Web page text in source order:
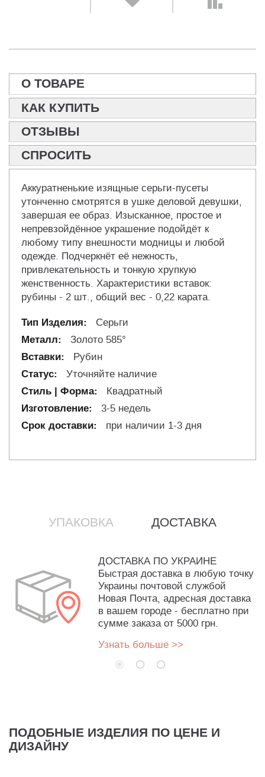
О ТОВАРЕ
КАК КУПИТЬ
ОТЗЫВЫ
СПРОСИТЬ
Аккуратненькие изящные серьги-пусеты
утонченно смотрятся в ушке деловой девушки,
завершая ее образ. Изысканное, простое и
непревзойдённое украшение подойдёт к
любому типу внешности модницы и любой
одежде. Подчеркнёт её нежность,
привлекательность и тонкую хрупкую
женственность. Характеристики вставок:
рубины - 2 шт., общий вес - 0,22 карата.
Серьги
Золото 585°
Рубин
Уточняйте наличие
Квадратный
3-5 недель
при наличии 1-3 дня
УПАКОВКА ДОСТАВКА
ДОСТАВКА ПО УКРАИНЕ
Быстрая доставка в любую точку
Украины почтовой службой
Новая Почта, адресная доставка
в вашем городе - бесплатно при
сумме заказа от 5000 грн.
Узнать больше >>
ПОДОБНЫЕ ИЗДЕЛИЯ ПО ЦЕНЕ И
ДИЗАЙНУ